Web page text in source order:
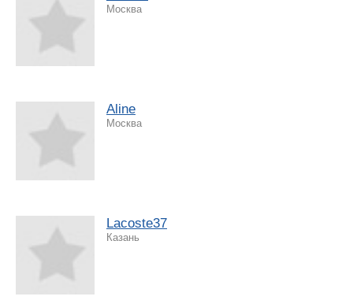
Москва
Aline
Москва
Lacoste37
Казань